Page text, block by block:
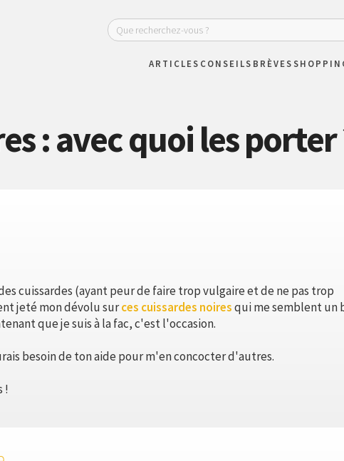
ARTICLES CONSEILS BRÈVES
: avec quoi les porter
cuissardes (ayant peur de faire trop vulgaire et de ne pas trop
jeté mon dévolu surces cuissardes noiresqui me semblent un
que je suis à la fac, c'est l'occasion.
besoin de ton aide pour m'en concocter d'autres.
!